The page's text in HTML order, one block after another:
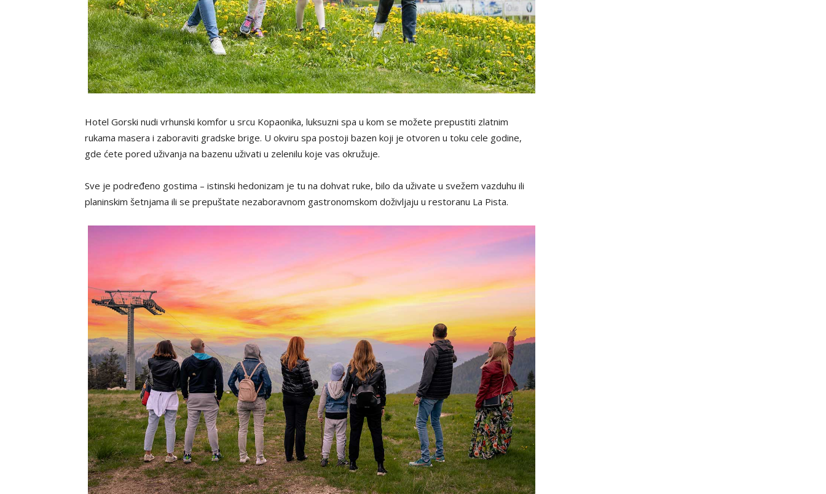
Hotel Gorski nudi vrhunski komfor u srcu Kopaonika, luksuzni spa u kom se možete prepustiti zlatnim
rukama masera i zaboraviti gradske brige. U okviru spa postoji bazen koji je otvoren u toku cele godine,
gde ćete pored uživanja na bazenu uživati u zelenilu koje vas okružuje.
Sve je podređeno gostima – istinski hedonizam je tu na dohvat ruke, bilo da uživate u svežem vazduhu ili
planinskim šetnjama ili se prepuštate nezaboravnom gastronomskom doživljaju u restoranu La Pista.